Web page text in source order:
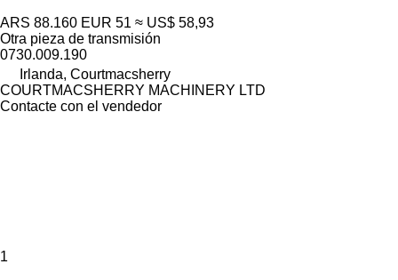
ARS 88.160 EUR 51 ≈ US$ 58,93
Otra pieza de transmisión
0730.009.190
Irlanda, Courtmacsherry
COURTMACSHERRY MACHINERY LTD
Contacte con el vendedor
1